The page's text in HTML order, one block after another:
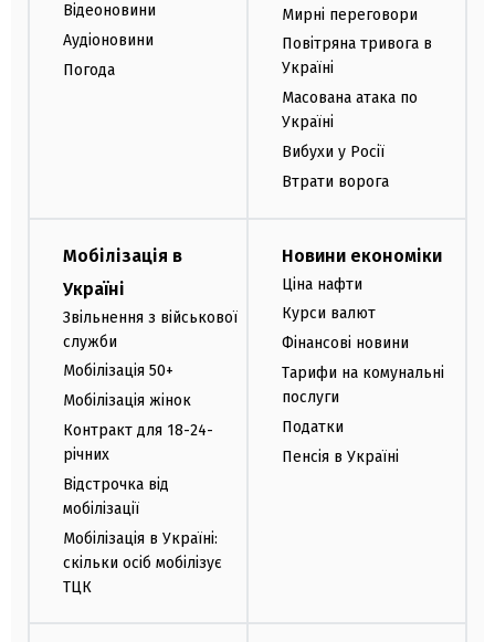
Відеоновини
Аудіоновини
Погода
Мирні переговори
Повітряна тривога в
Україні
Масована атака по
Україні
Вибухи у Росії
Втрати ворога
Мобілізація в
Україні
Звільнення з військової
служби
Мобілізація 50+
Мобілізація жінок
Контракт для 18-24-
річних
Відстрочка від
мобілізації
Мобілізація в Україні:
скільки осіб мобілізує
ТЦК
Новини економіки
Ціна нафти
Курси валют
Фінансові новини
Тарифи на комунальні
послуги
Податки
Пенсія в Україні